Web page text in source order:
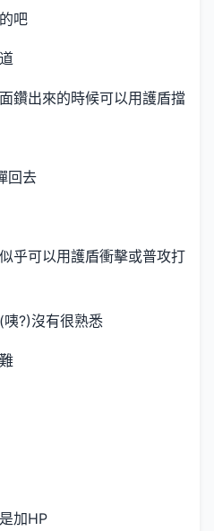
吧
鑽出來的時候可以用護盾擋
回去
乎可以用護盾衝擊或普攻打
?)沒有很熟悉
加HP